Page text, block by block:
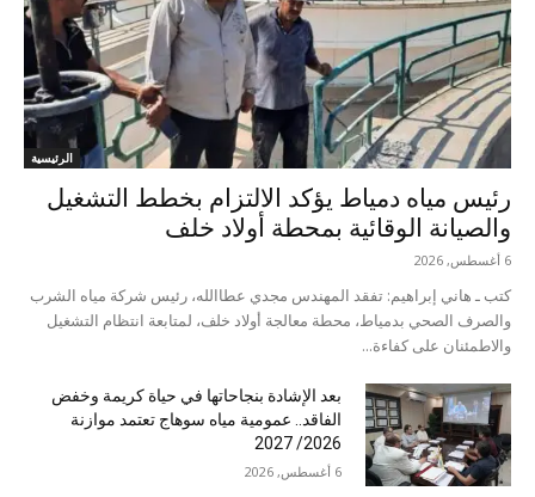
الرئيسية
رئيس مياه دمياط يؤكد الالتزام بخطط التشغيل
والصيانة الوقائية بمحطة أولاد خلف
6 أغسطس, 2026
كتب ـ هاني إبراهيم: تفقد المهندس مجدي عطاالله، رئيس شركة مياه الشرب
والصرف الصحي بدمياط، محطة معالجة أولاد خلف، لمتابعة انتظام التشغيل
والاطمئنان على كفاءة...
بعد الإشادة بنجاحاتها في حياة كريمة وخفض
الفاقد.. عمومية مياه سوهاج تعتمد موازنة
2026/ 2027
6 أغسطس, 2026